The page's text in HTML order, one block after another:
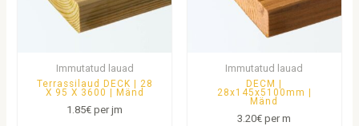
Immutatud lauad
Terrassilaud DECK | 28
X 95 X 3600 | Mänd
1.85€ per jm
Immutatud lauad
DECM |
28x145x5100mm |
Mänd
3.20€ per m